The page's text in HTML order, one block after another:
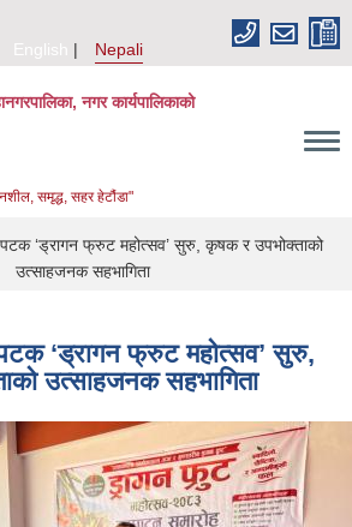
English
Nepali
नगर कार्यपालिकाको
समृद्ध, सहर हेटौंडा"
पटक ‘ड्रागन फ्रुट महोत्सव’ सुरु, कृषक र उपभोक्ताको
उत्साहजनक सहभागिता
पटक ‘ड्रागन फ्रुट महोत्सव’ सुरु,
उत्साहजनक सहभागिता